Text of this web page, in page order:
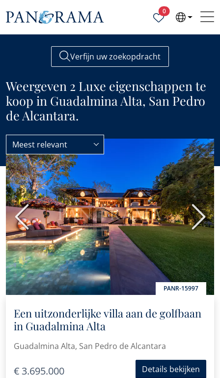
0Geselecteerde
Verfijn uw zoekopdracht
Weergeven 2 Luxe eigenschappen te
koop in Guadalmina Alta, San Pedro
de Alcantara.
Luxe
Meest relevant
AANBEVOLEN
PANR-15997
Vorige
Een uitzonderlijke villa aan de golfbaan
in Guadalmina Alta
Guadalmina Alta, San Pedro de Alcantara
€ 3.695.000 Details bekijken